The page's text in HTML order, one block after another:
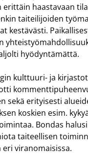
erittäin haastavaan
taiteilijoiden
kestävästi.
hyödyntämättä.
kulttuuri- ja
sekä erityisesti
koskien esim.
Bondas
taiteellisen
viranomaisissa.